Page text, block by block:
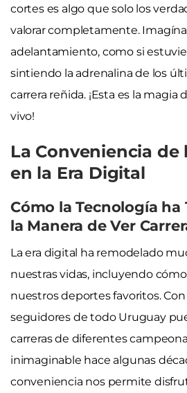
cortes es algo que solo los
valorar completamente.
adelantamiento, como si
sintiendo la adrenalina de los
carrera reñida. ¡Esta es la magia
vivo!
La Conveniencia de
en la Era Digital
Cómo la Tecnología ha
la Manera de Ver
La era digital ha remodelado
nuestras vidas, incluyendo
nuestros deportes favoritos.
seguidores de todo Uruguay
carreras de diferentes
inimaginable hace algunas
conveniencia nos permite